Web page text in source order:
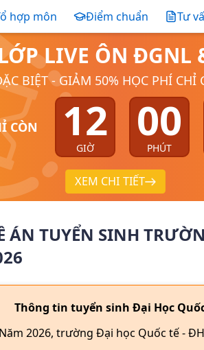
hợp môn Điểm chuẩn Tư
LIVE ÔN ĐGNL
BIỆT - GIẢM 50% HỌC PHÍ CHỈ
CÒN 12
GIỜ
00
PHÚT
XEM CHI TIẾT
ÁN TUYỂN SINH
Thông tin tuyển sinh Đại Học Quốc
Năm 2026, trường Đại học Quốc tế -